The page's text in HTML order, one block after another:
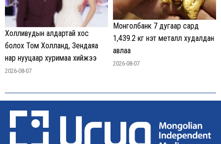
Холливудын алдартай хос
болох Том Холланд, Зендаяа
нар нууцаар хуримаа хийжээ
2026-08-07
Монголбанк 7 дугаар сард
1,439.2 кг үнэт металл худалдан
авлаа
2026-08-07